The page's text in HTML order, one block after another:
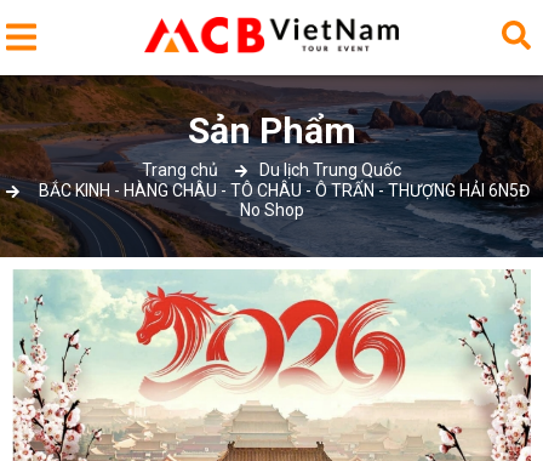
Sản Phẩm
Trang chủ
Du lịch Trung Quốc
BẮC KINH - HÀNG CHÂU - TÔ CHÂU - Ô TRẤN - THƯỢNG HẢI 6N5Đ
No Shop